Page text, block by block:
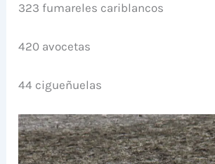
323 fumareles cariblancos
420 avocetas
44 cigueñuelas